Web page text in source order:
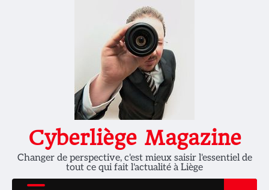
Cyberliège Magazine
Changer de perspective, c'est mieux saisir l'essentiel de
tout ce qui fait l'actualité à Liège